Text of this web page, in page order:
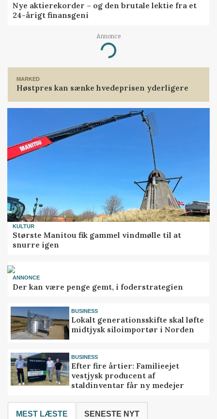
Nye aktierekorder – og den brutale lektie fra et
24-årigt finansgeni
Annonce
Loading...
MARKED
Høstpres kan sænke hvedeprisen yderligere
KULTUR
Største Manitou fik gammel vindmølle til at
snurre igen
ANNONCE
Der kan være penge gemt, i foderstrategien
BUSINESS
Lokalt generationsskifte skal løfte
midtjysk siloimportør i Norden
BUSINESS
Efter fire årtier: Familieejet
vestjysk producent af
staldinventar får ny medejer
MEST LÆSTE SENESTE NYT